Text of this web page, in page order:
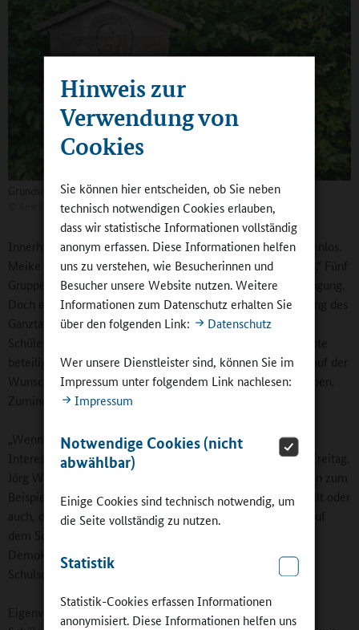
Hinweis zur
Verwendung von
Cookies
Sie können hier entscheiden, ob Sie neben
technisch notwendigen Cookies erlauben,
dass wir statistische Informationen vollständig
anonym erfassen. Diese Informationen helfen
uns zu verstehen, wie Besucherinnen und
Besucher unsere Website nutzen. Weitere
Informationen zum Datenschutz erhalten Sie
über den folgenden Link:
Datenschutz
Wer unsere Dienstleister sind, können Sie im
Impressum unter folgendem Link nachlesen:
Impressum
Notwendige Cookies (nicht
abwählbar)
Einige Cookies sind technisch notwendig, um
die Seite vollständig zu nutzen.
Statistik
Statistik-Cookies erfassen Informationen
anonymisiert. Diese Informationen helfen uns
Grundschule mit Schullehrwald
Amt Lauenburgische Seen / Groß Grönau
Innerhalb dieser Struktur scheint die Freiheit nahezu grenzenlos.
Meike Freitag: „Unsere Kinder dürfen sich überall aufhalten.“ Fünf
Gruppenräume, die Mensa und eine Küche stehen zur Verfügung.
Doch es gibt auch noch Überlegungen zur Weiterentwicklung des
Ganztags. Noch stärker als bisher möchte die Schule die
Schülerinnen und Schüler an der Entscheidung über Angebote
beteiligen. Eine Hüpfburg und ein Eisbüfett standen schon auf der
Wunschliste für die Ferienangebote der Waldschule ganz oben.
Zumindest die Hüpfburg hat eine Chance.
„Wenn wir die Kinder einbinden, lernen sie, ihre eigenen
Interesse wahrzunehmen, sich zu engagieren“, sagt Meike Freitag.
Jörg Woelky ergänzt weitere pädagogische Ziele: „Sie lernen zum
Beispiel, was so etwas kostet, wo man eine Hüpfburg bestellt oder
auch, darüber nachzudenken, ob diese über Nacht einfach auf
dem Schulhof stehen bleiben kann.“ Ein solches
Demokratieverständnis erfahren die Kinder im von
Schulsozialarbeiterin Susanne Rammé betreuten Schülerrat.
Eigenverantwortung will gelernt sein. Die Schülerinnen und